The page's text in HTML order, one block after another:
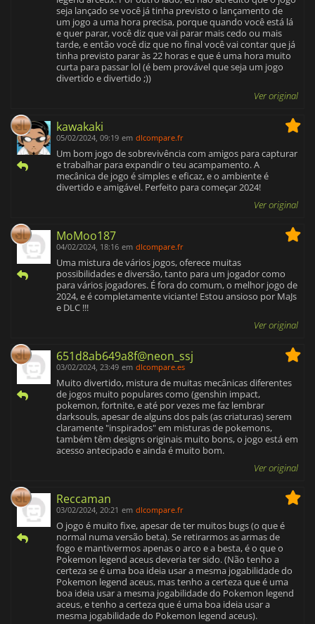
seja lançado se você já tinha previsto o lançamento de
um jogo a uma hora precisa, porque quando você está lá
e quer parar, você diz que vai parar mais cedo ou mais
tarde, e então você diz que no final você vai contar que já
tinha previsto parar às 22 horas e que é uma hora muito
curta para passar lol (é bem provável que seja um jogo
divertido e divertido ;))
Ver original
kawakaki
05/02/2024, 09:19 em dlcompare.fr
Um bom jogo de sobrevivência com amigos para capturar
e trabalhar para expandir o teu acampamento. A
mecânica de jogo é simples e eficaz, e o ambiente é
divertido e amigável. Perfeito para começar 2024!
Ver original
MoMoo187
04/02/2024, 18:16 em dlcompare.fr
Uma mistura de vários jogos, oferece muitas
possibilidades e diversão, tanto para um jogador como
para vários jogadores. É fora do comum, o melhor jogo de
2024, e é completamente viciante! Estou ansioso por MaJs
e DLC !!!
Ver original
651d8ab649a8f@neon_ssj
03/02/2024, 23:49 em dlcompare.es
Muito divertido, mistura de muitas mecânicas diferentes
de jogos muito populares como (genshin impact,
pokemon, fortnite, e até por vezes me faz lembrar
darksouls, apesar de alguns dos pals (as criaturas) serem
claramente "inspirados" em misturas de pokemons,
também têm designs originais muito bons, o jogo está em
acesso antecipado e ainda é muito bom.
Ver original
Reccaman
03/02/2024, 20:21 em dlcompare.fr
O jogo é muito fixe, apesar de ter muitos bugs (o que é
normal numa versão beta). Se retirarmos as armas de
fogo e mantivermos apenas o arco e a besta, é o que o
Pokemon legend aceus deveria ter sido. (Não tenho a
certeza se é uma boa ideia usar a mesma jogabilidade do
Pokemon legend aceus, mas tenho a certeza que é uma
boa ideia usar a mesma jogabilidade do Pokemon legend
aceus, e tenho a certeza que é uma boa ideia usar a
mesma jogabilidade do Pokemon legend aceus).